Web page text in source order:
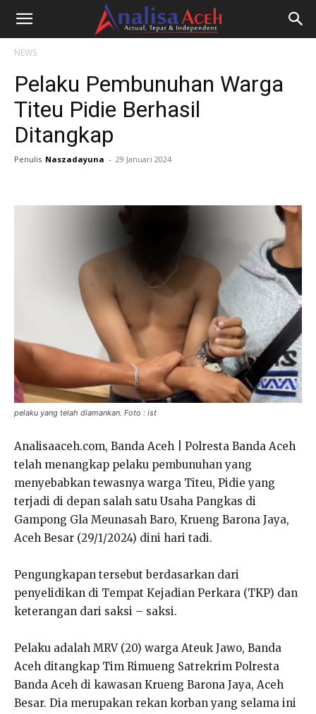
NEWS
Pelaku Pembunuhan Warga
Titeu Pidie Berhasil
Ditangkap
Penulis Naszadayuna - 29 Januari 2024
pelaku yang telah diamankan. Foto : ist
Analisaaceh.com, Banda Aceh | Polresta Banda Aceh
telah menangkap pelaku pembunuhan yang
menyebabkan tewasnya warga Titeu, Pidie yang
terjadi di depan salah satu Usaha Pangkas di
Gampong Gla Meunasah Baro, Krueng Barona Jaya,
Aceh Besar (29/1/2024) dini hari tadi.
Pengungkapan tersebut berdasarkan dari
penyelidikan di Tempat Kejadian Perkara (TKP) dan
keterangan dari saksi – saksi.
Pelaku adalah MRV (20) warga Ateuk Jawo, Banda
Aceh ditangkap Tim Rimueng Satrekrim Polresta
Banda Aceh di kawasan Krueng Barona Jaya, Aceh
Besar. Dia merupakan rekan korban yang selama ini